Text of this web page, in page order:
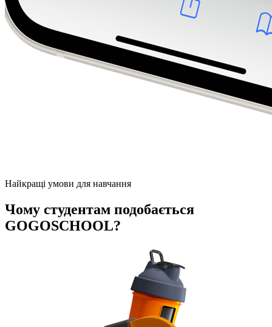
Найкращі умови для навчання
Чому студентам подобається
GOGOSCHOOL?